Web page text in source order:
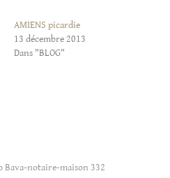
AMIENS picardie
13 décembre 2013
Dans "BLOG"
notaire-maison 332